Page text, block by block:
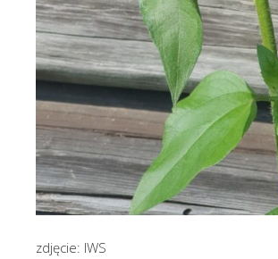
zdjęcie: IWS